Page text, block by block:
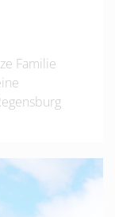
Familie